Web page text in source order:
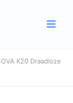
K20 Draadloze